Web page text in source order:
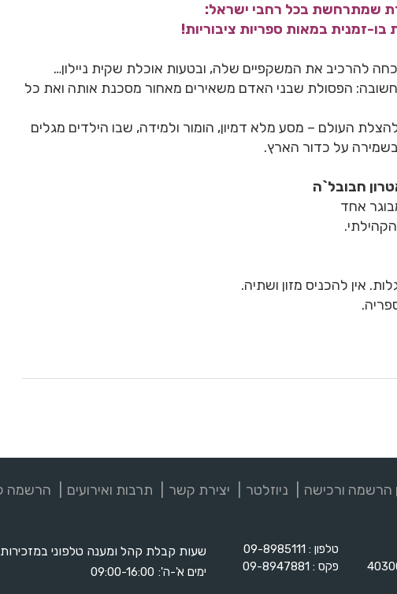
שמתרחשת בכל רחבי ישראל:
זמנית במאות ספריות ציבוריות!
להרכיב את המשקפיים שלה, ובטעות אוכלת שקית ניילון…
הפסולת שבני האדם משאירים מאחור מסכנת אותה ואת כל
העולם – מסע מלא דמיון, הומור ולמידה, שבו הילדים מגלים
על כדור הארץ.
חבובל`ה
אחד
אין להכניס מזון ושתיה.
הרשמה ורכישה ניוזלטר יצירת קשר תרבות ואירועים הרשמה
טלפון
09-8985111
פקס
09-8947881
שעות קבלת קהל ומענה טלפוני
ימים א'-ה': 09:00-16:00